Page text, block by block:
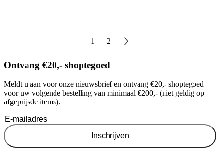
1 2
Ontvang €20,- shoptegoed
Meldt u aan voor onze nieuwsbrief en ontvang €20,- shoptegoed
voor uw volgende bestelling van minimaal €200,- (niet geldig op
afgeprijsde items).
Inschrijven